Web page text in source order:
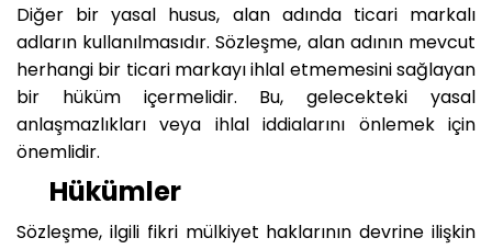
Diğer bir yasal husus, alan adında ticari markalı
adların kullanılmasıdır. Sözleşme, alan adının mevcut
herhangi bir ticari markayı ihlal etmemesini sağlayan
bir hüküm içermelidir. Bu, gelecekteki yasal
anlaşmazlıkları veya ihlal iddialarını önlemek için
önemlidir.
Hükümler
Sözleşme, ilgili fikri mülkiyet haklarının devrine ilişkin